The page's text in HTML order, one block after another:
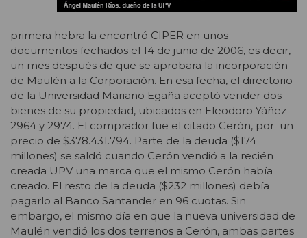
primera hebra la encontró CIPER en unos
documentos fechados el 14 de junio de 2006, es decir,
un mes después de que se aprobara la incorporación
de Maulén a la Corporación. En esa fecha, el directorio
de la Universidad Mariano Egaña aceptó vender dos
bienes de su propiedad, ubicados en Eleodoro Yáñez
2964 y 2974. El comprador fue el citado Cerón, por un
precio de $378.431.794. Parte de la deuda ($174
millones) se saldó cuando Cerón vendió a la recién
creada UPV una marca que el mismo Cerón había
creado. El resto de la deuda ($232 millones) debía
pagarlo al Banco Santander en 96 cuotas. Sin
embargo, el mismo día en que la nueva universidad de
Maulén vendió los dos terrenos a Cerón, ambas partes